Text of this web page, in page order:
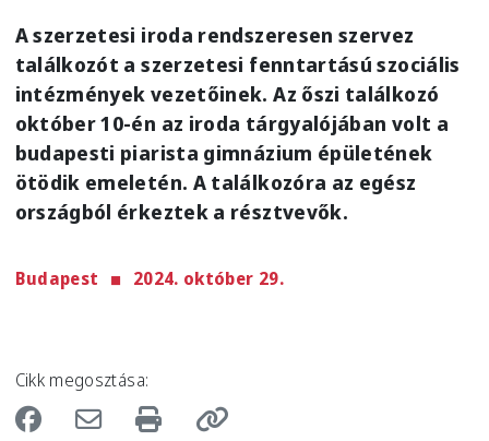
A szerzetesi iroda rendszeresen szervez
találkozót a szerzetesi fenntartású szociális
intézmények vezetőinek. Az őszi találkozó
október 10-én az iroda tárgyalójában volt a
budapesti piarista gimnázium épületének
ötödik emeletén. A találkozóra az egész
országból érkeztek a résztvevők.
Budapest 2024. október 29.
Cikk megosztása: